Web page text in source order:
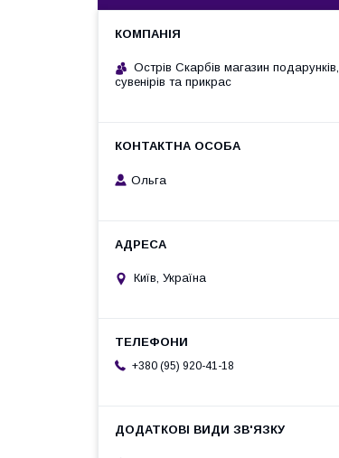
Острів Скарбів магазин подарунків,
сувенірів та прикрас
Ольга
Київ, Україна
+380 (95) 920-41-18